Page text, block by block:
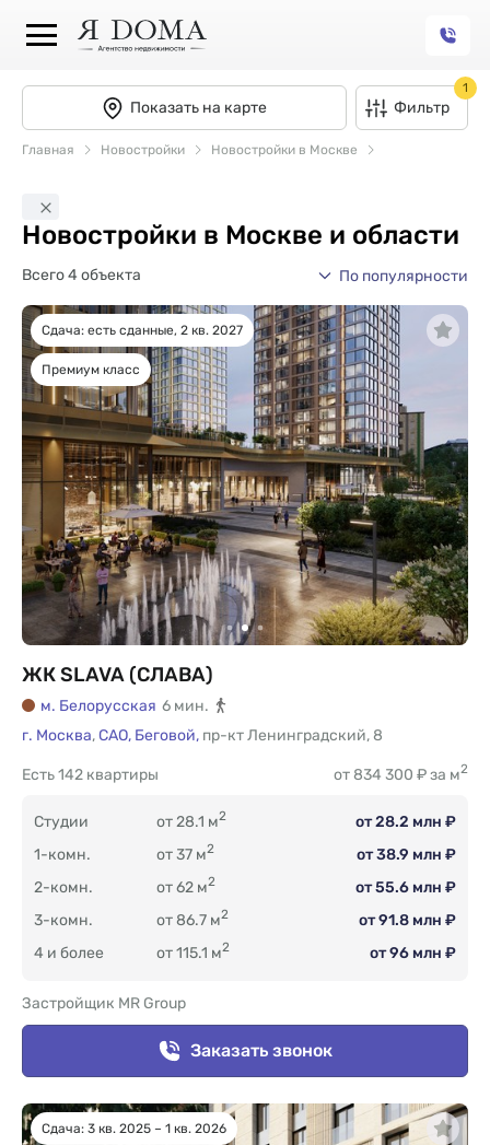
Показать на карте Фильтр
1
Главная Новостройки Новостройки в Москве
Новостройки в Москве и области
Всего 4 объекта По популярности
ЖК SLAVA (СЛАВА)
м. Белорусская 6 мин.
г. Москва,САО, Беговой, пр-кт Ленинградский,8
142 квартиры
Есть от 834 300 ₽ за м2
Студии от 28.1 м2
от 28.2 млн ₽
1-комн.
от 37 м2
от 38.9 млн ₽
2-комн.
от 62 м2
от 55.6 млн ₽
3-комн.
от 86.7 м2
от 91.8 млн ₽
4 и более
от 115.1 м2 от 96 млн ₽
Застройщик MR Group
Заказать звонок
Сдача: есть сданные, 2 кв. 2027
Премиум класс
Сдача: 3 кв. 2025 – 1 кв. 2026